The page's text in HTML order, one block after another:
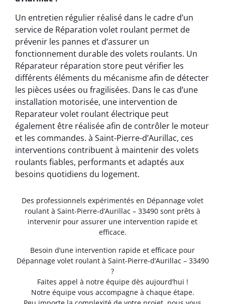
Un entretien régulier réalisé dans le cadre d’un
service de Réparation volet roulant permet de
prévenir les pannes et d’assurer un
fonctionnement durable des volets roulants. Un
Réparateur réparation store peut vérifier les
différents éléments du mécanisme afin de détecter
les pièces usées ou fragilisées. Dans le cas d’une
installation motorisée, une intervention de
Reparateur volet roulant électrique peut
également être réalisée afin de contrôler le moteur
et les commandes. à Saint-Pierre-d’Aurillac, ces
interventions contribuent à maintenir des volets
roulants fiables, performants et adaptés aux
besoins quotidiens du logement.
Des professionnels expérimentés en Dépannage volet
roulant à Saint-Pierre-d’Aurillac – 33490 sont prêts à
intervenir pour assurer une intervention rapide et
efficace.
Besoin d’une intervention rapide et efficace pour
Dépannage volet roulant à Saint-Pierre-d’Aurillac – 33490
?
Faites appel à notre équipe dès aujourd’hui !
Notre équipe vous accompagne à chaque étape.